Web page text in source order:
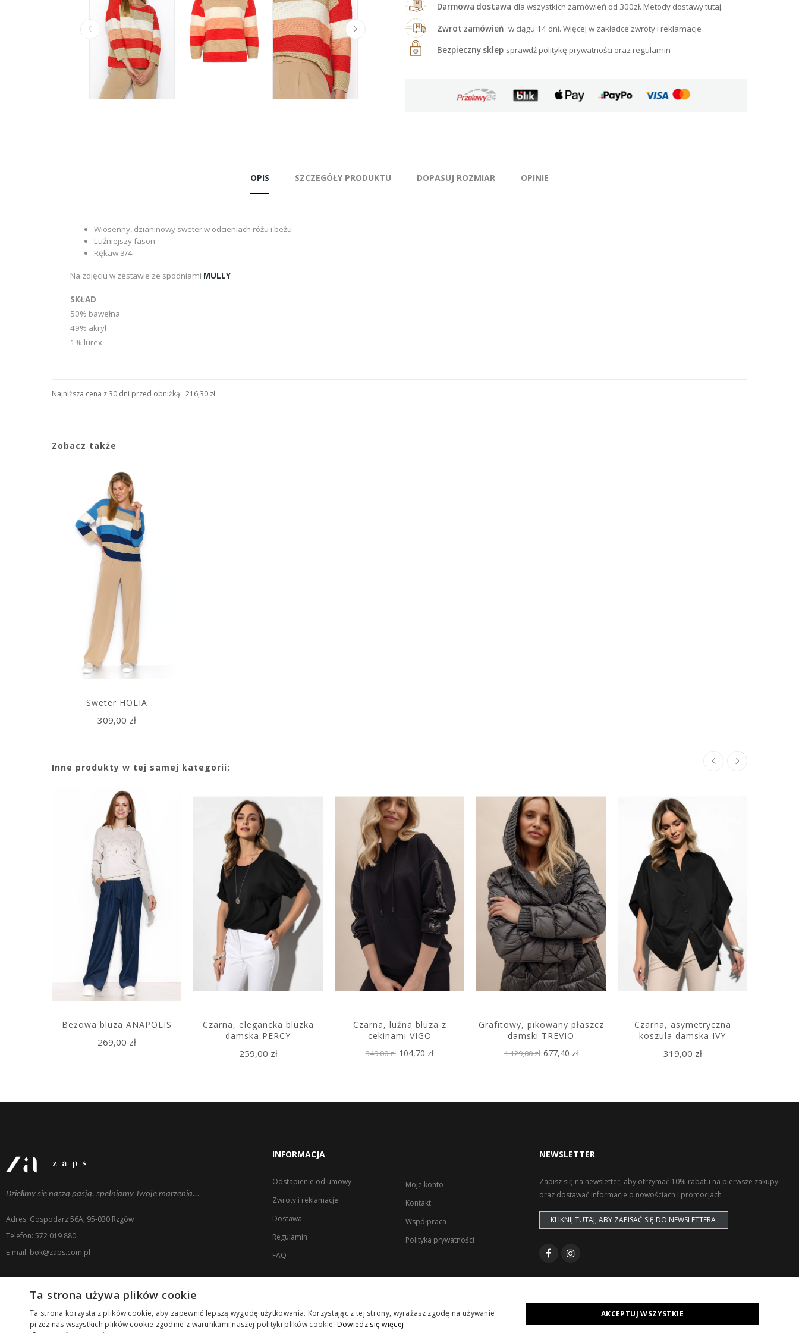
Darmowa dostawa dla wszystkich zamówień od 300zł. Metody dostawy tutaj.
Zwrot zamówień w ciągu 14 dni. Więcej w zakładce zwroty i reklamacje
Bezpieczny sklep sprawdź politykę prywatności oraz regulamin
OPIS SZCZEGÓŁY PRODUKTU DOPASUJ ROZMIAR OPINIE
Wiosenny, dzianinowy sweter w odcieniach różu i beżu
Luźniejszy fason
Rękaw 3/4
Na zdjęciu w zestawie ze spodniami MULLY
SKŁAD
50% bawełna
49% akryl
1% lurex
Najniższa cena z 30 dni przed obniżką : 216,30 zł
Zobacz także
Sweter HOLIA
309,00 zł
Inne produkty w tej samej kategorii:
Beżowa bluza ANAPOLIS
269,00 zł
Czarna, elegancka bluzka
damska PERCY
259,00 zł
Czarna, luźna bluza z
cekinami VIGO
349,00 zł 104,70 zł
Grafitowy, pikowany płaszcz
damski TREVIO
1 129,00 zł 677,40 zł
Czarna, asymetryczna
koszula damska IVY
319,00 zł
Dzielimy się naszą pasją, spełniamy Twoje marzenia...
Adres: Gospodarz 56A, 95-030 Rzgów
Telefon: 572 019 880
E-mail: bok@zaps.com.pl
INFORMACJA
Odstapienie od umowy
Zwroty i reklamacje
Dostawa
Regulamin
FAQ
Moje konto
Kontakt
Współpraca
Polityka prywatności
NEWSLETTER
Zapisz się na newsletter, aby otrzymać 10% rabatu na pierwsze zakupy
oraz dostawać informacje o nowościach i promocjach
KLIKNIJ TUTAJ, ABY ZAPISAĆ SIĘ DO NEWSLETTERA
Copyright © ZAPS. All Rights Reserved.
Ta strona używa plików cookie
Ta strona korzysta z plików cookie, aby zapewnić lepszą wygodę użytkowania. Korzystając z tej strony, wyrażasz zgodę na używanie
przez nas wszystkich plików cookie zgodnie z warunkami naszej polityki plików cookie. Dowiedz się więcej
AKCEPTUJ WSZYSTKIE